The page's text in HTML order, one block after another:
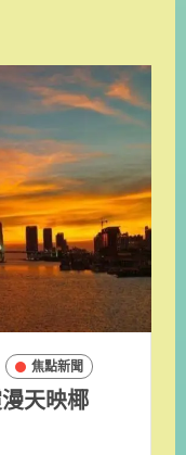
焦點新聞
天映椰